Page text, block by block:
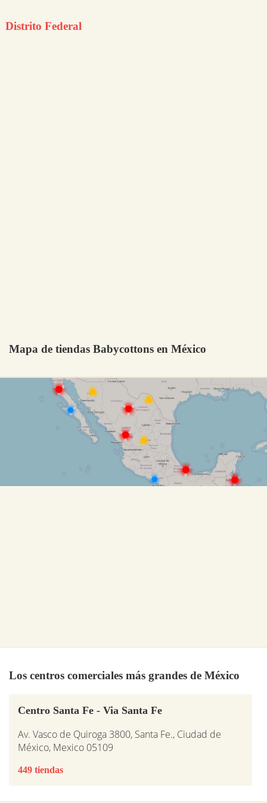
Distrito Federal
Mapa de tiendas Babycottons en México
Los centros comerciales más grandes de México
Centro Santa Fe - Via Santa Fe
Av. Vasco de Quiroga 3800, Santa Fe., Ciudad de
México, Mexico 05109
449 tiendas